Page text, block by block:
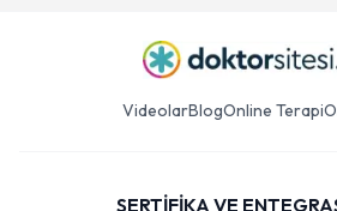
VideolarBlogOnline Terapi
SERTİFİKA VE